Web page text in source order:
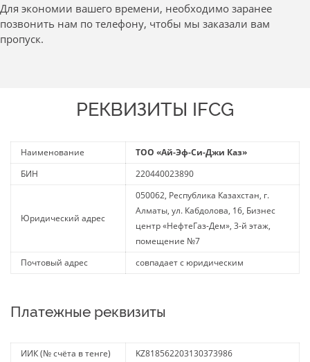
Для экономии вашего времени, необходимо заранее
позвонить нам по телефону, чтобы мы заказали вам
пропуск.
РЕКВИЗИТЫ IFCG
Наименование
ТОО «Ай-Эф-Си-Джи Каз»
БИН
220440023890
Юридический адрес
050062, Республика Казахстан, г.
Алматы, ул. Кабдолова, 16, Бизнес
центр «НефтеГаз-Дем», 3-й этаж,
помещение №7
Почтовый адрес
совпадает с юридическим
Платежные реквизиты
ИИК (№ счёта в тенге)
KZ818562203130373986